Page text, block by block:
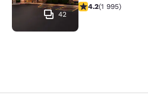
42
4.24 étoiles.
4.2(1 995)